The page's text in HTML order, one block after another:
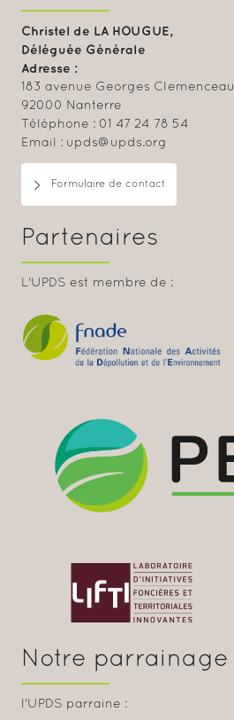
Christel de LA HOUGUE,
Déléguée Générale
Adresse :
183 avenue Georges Clemenceau
92000 Nanterre
Téléphone : 01 47 24 78 54
Email : upds@upds.org
Formulaire de contact
Partenaires
L'UPDS est membre de :
Notre parrainage
l'UPDS parraine :